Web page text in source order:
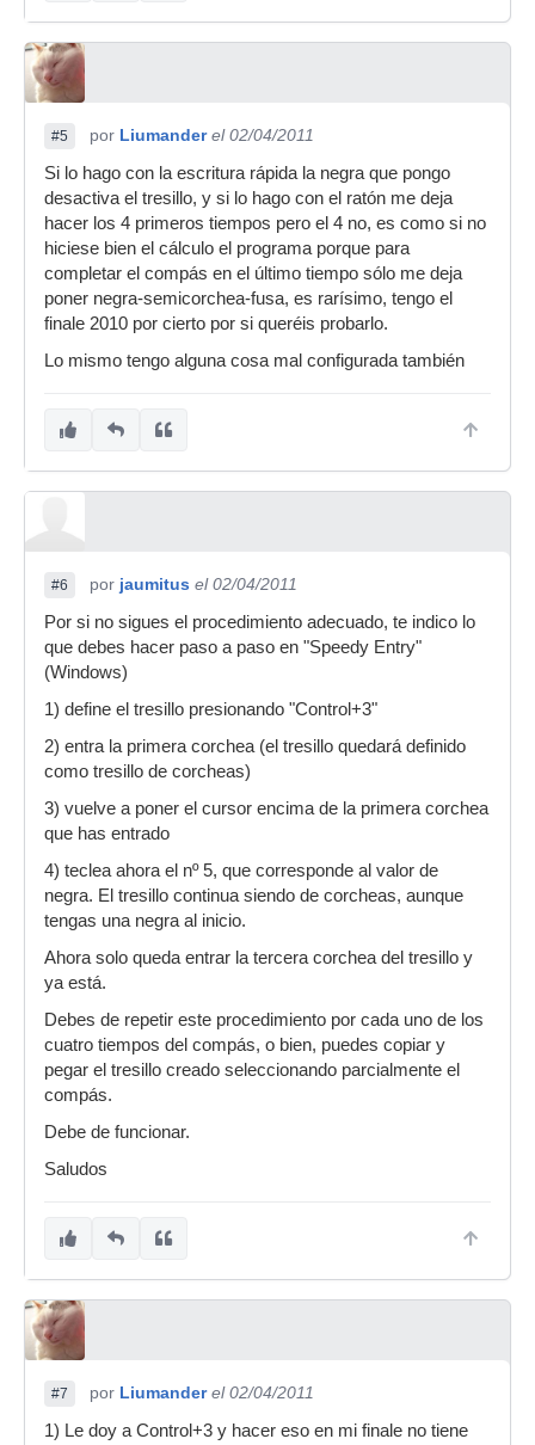
#5 por Liumander el 02/04/2011
Si lo hago con la escritura rápida la negra que pongo
desactiva el tresillo, y si lo hago con el ratón me deja
hacer los 4 primeros tiempos pero el 4 no, es como si no
hiciese bien el cálculo el programa porque para
completar el compás en el último tiempo sólo me deja
poner negra-semicorchea-fusa, es rarísimo, tengo el
finale 2010 por cierto por si queréis probarlo.
Lo mismo tengo alguna cosa mal configurada también
#6 por jaumitus el 02/04/2011
Por si no sigues el procedimiento adecuado, te indico lo
que debes hacer paso a paso en "Speedy Entry"
(Windows)
1) define el tresillo presionando "Control+3"
2) entra la primera corchea (el tresillo quedará definido
como tresillo de corcheas)
3) vuelve a poner el cursor encima de la primera corchea
que has entrado
4) teclea ahora el nº 5, que corresponde al valor de
negra. El tresillo continua siendo de corcheas, aunque
tengas una negra al inicio.
Ahora solo queda entrar la tercera corchea del tresillo y
ya está.
Debes de repetir este procedimiento por cada uno de los
cuatro tiempos del compás, o bien, puedes copiar y
pegar el tresillo creado seleccionando parcialmente el
compás.
Debe de funcionar.
Saludos
#7 por Liumander el 02/04/2011
1) Le doy a Control+3 y hacer eso en mi finale no tiene